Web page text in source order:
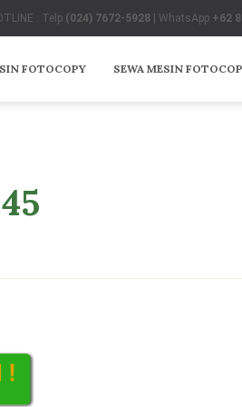
: Telp (024) 7672-5928 | WhatsApp +62
FOTOCOPY SEWA MESIN